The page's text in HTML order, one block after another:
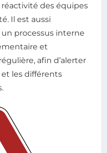
des équipes
Il est aussi
processus interne
et
afin d’alerter
les différents